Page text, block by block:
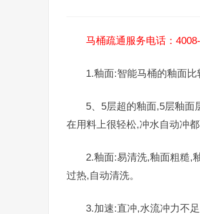
马桶疏通服务电话：
1.釉面:智能马桶的釉面比
5、5层超的釉面,5层釉面
在用料上很轻松,冲水自动冲都
2.釉面:易清洗,釉面粗糙,
过热,自动清洗。
3.加速:直冲,水流冲力不足